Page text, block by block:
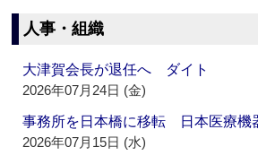
人事・組織
大津賀会長が退任へ ダイト
2026年07月24日 (金)
事務所を日本橋に移転 日本医療機
2026年07月15日 (水)